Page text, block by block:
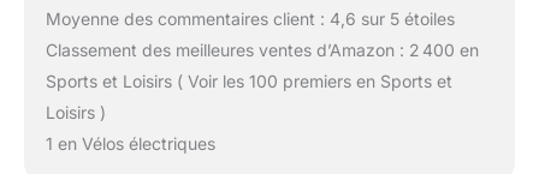
Moyenne des commentaires client : 4,6 sur 5 étoiles
Classement des meilleures ventes d’Amazon : 2 400 en
Sports et Loisirs ( Voir les 100 premiers en Sports et
Loisirs )
1 en Vélos électriques